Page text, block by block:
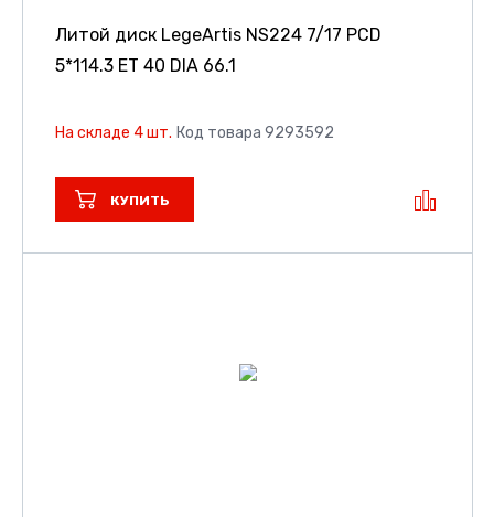
Литой диск LegeArtis NS224 7/17 PCD
5*114.3 ET 40 DIA 66.1
На складе 4 шт. Код товара 9293592
КУПИТЬ